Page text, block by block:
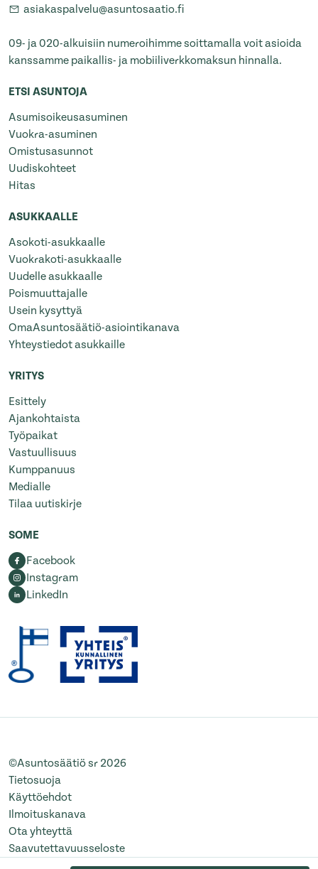
asiakaspalvelu@asuntosaatio.fi
09- ja 020-alkuisiin numeroihimme soittamalla voit asioida
kanssamme paikallis- ja mobiiliverkkomaksun hinnalla.
ETSI ASUNTOJA
Asumisoikeusasuminen
Vuokra-asuminen
Omistusasunnot
Uudiskohteet
Hitas
ASUKKAALLE
Asokoti-asukkaalle
Vuokrakoti-asukkaalle
Uudelle asukkaalle
Poismuuttajalle
Usein kysyttyä
OmaAsuntosäätiö-asiointikanava
Yhteystiedot asukkaille
YRITYS
Esittely
Ajankohtaista
Työpaikat
Vastuullisuus
Kumppanuus
Medialle
Tilaa uutiskirje
SOME
Facebook
Instagram
LinkedIn
©Asuntosäätiö sr 2026
Tietosuoja
Käyttöehdot
Ilmoituskanava
Ota yhteyttä
Saavutettavuusseloste
Muuta evästeasetuksia